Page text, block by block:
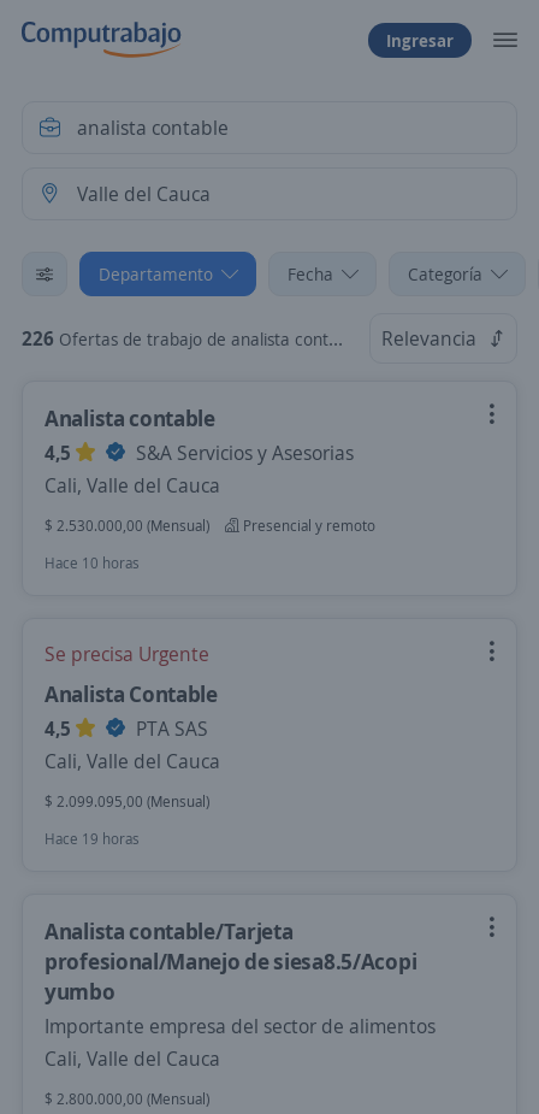
Ingresar
Departamento Fecha Categoría
226 Ofertas de trabajo de analista contable en Valle del Cauca Relevancia
Analista contable
4,5
S&A Servicios y Asesorias
Cali, Valle del Cauca
$ 2.530.000,00 (Mensual)
Presencial y remoto
Hace 10 horas
Se precisa Urgente
Analista Contable
4,5
PTA SAS
Cali, Valle del Cauca
$ 2.099.095,00 (Mensual)
Hace 19 horas
Analista contable/Tarjeta
profesional/Manejo de siesa8.5/Acopi
yumbo
Importante empresa del sector de alimentos
Cali, Valle del Cauca
$ 2.800.000,00 (Mensual)